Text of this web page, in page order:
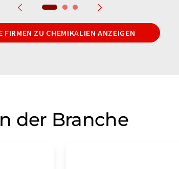
FIRMEN ZU CHEMIKALIEN ANZEIGEN
der Branche